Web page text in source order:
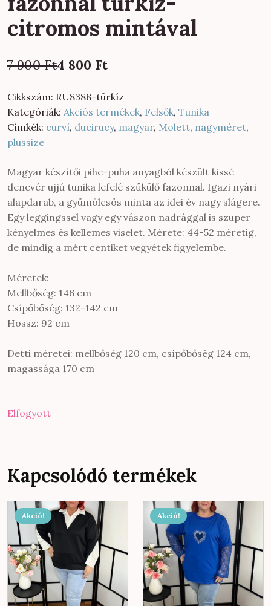
citromos mintával
7 900Ft
Original
was:
7
900 Ft.
4 800 Ft
Current
is:
4
800 Ft.
Cikkszám: RU8388-türkíz
Kategóriák: Akciós termékek, Felsők, Tunika
Címkék: curví, ducirucy, magyar, Molett, nagyméret,
plussize
Magyar készítői pihe-puha anyagból készült kissé
denevér ujjú tunika lefelé szűkülő fazonnal. Igazi nyári
alapdarab, a gyümölcsös minta az idei év nagy slágere.
Egy leggingssel vagy egy vászon nadrággal is szuper
kényelmes és kellemes viselet. Mérete: 44-52 méretig,
de mindig a mért centiket vegyétek figyelembe.
Méretek:
Mellbőség: 146 cm
Csípőbőség: 132-142 cm
Hossz: 92 cm
Detti méretei: mellbőség 120 cm, csípőbőség 124 cm,
magassága 170 cm
Elfogyott
Kapcsolódó termékek
Akció! Akció!